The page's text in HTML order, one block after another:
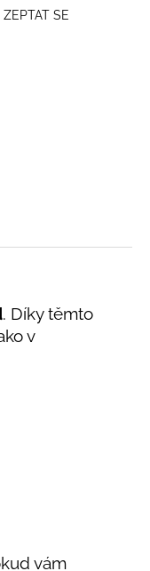
ZEPTAT SE
. Díky těmto
v
vám